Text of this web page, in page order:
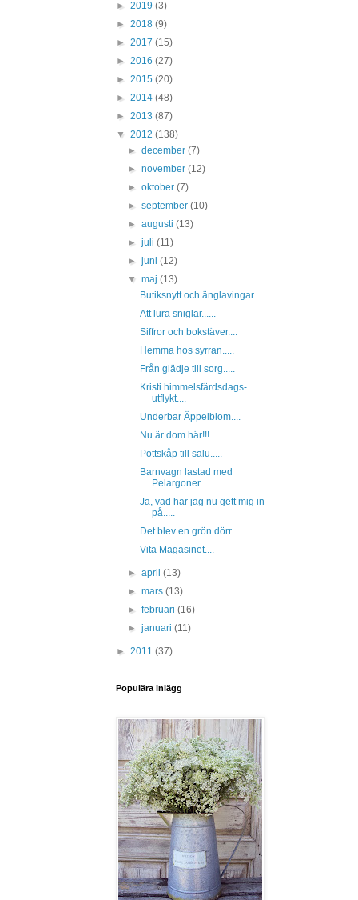
► 2019 (3)
► 2018 (9)
► 2017 (15)
► 2016 (27)
► 2015 (20)
► 2014 (48)
► 2013 (87)
▼ 2012 (138)
►december(7)
►november(12)
►oktober(7)
►september(10)
►augusti(13)
►juli(11)
►juni(12)
▼maj(13)
Butiksnytt och änglavingar....
Att lura sniglar......
Siffror och bokstäver....
Hemma hos syrran.....
Från glädje till sorg.....
Kristi himmelsfärdsdags-
utflykt....
Underbar Äppelblom....
Nu är dom här!!!
Pottskåp till salu.....
Barnvagn lastad med
Pelargoner....
Ja, vad har jag nu gett mig in
på.....
Det blev en grön dörr.....
Vita Magasinet....
►april(13)
►mars(13)
►februari(16)
►januari(11)
► 2011 (37)
Populära inlägg